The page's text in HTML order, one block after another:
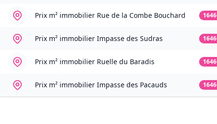
Prix m² immobilier Rue de la Combe Bouchard
Prix m² immobilier Impasse des Sudras
Prix m² immobilier Ruelle du Baradis
Prix m² immobilier Impasse des Pacauds